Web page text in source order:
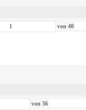
von40
von36